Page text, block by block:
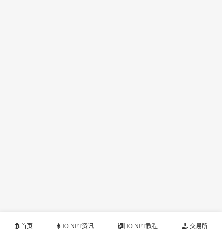
首页 IO.NET资讯 IO.NET教程 交易所